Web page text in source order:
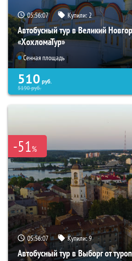
05:56:06 Купили:2
Автобусный тур в Великий
«ХохломаТур»
Сенная площадь
510 руб.
5190руб.
-51%
05:56:06 Купили:9
Автобусный тур в Выборг от